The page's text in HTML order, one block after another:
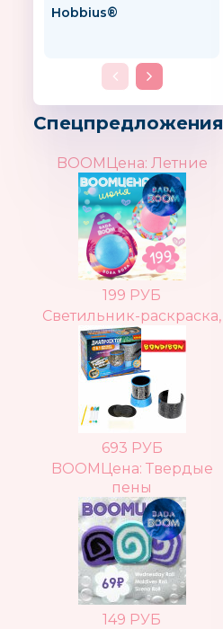
Hobbius®
Спецпредложения
BOOMЦена: Летние
199 РУБ
Светильник-раскраска,
693 РУБ
BOOMЦена: Твердые
пены
149 РУБ